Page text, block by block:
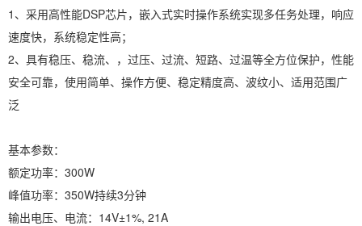
1、采用高性能DSP芯片，嵌入式实时操作系统实现多任务处理，响应
速度快，系统稳定性高；
2、具有稳压、稳流、，过压、过流、短路、过温等全方位保护，性能
安全可靠，使用简单、操作方便、稳定精度高、波纹小、适用范围广
泛
基本参数：
额定功率：300W
峰值功率：350W持续3分钟
输出电压、电流：14V±1%, 21A